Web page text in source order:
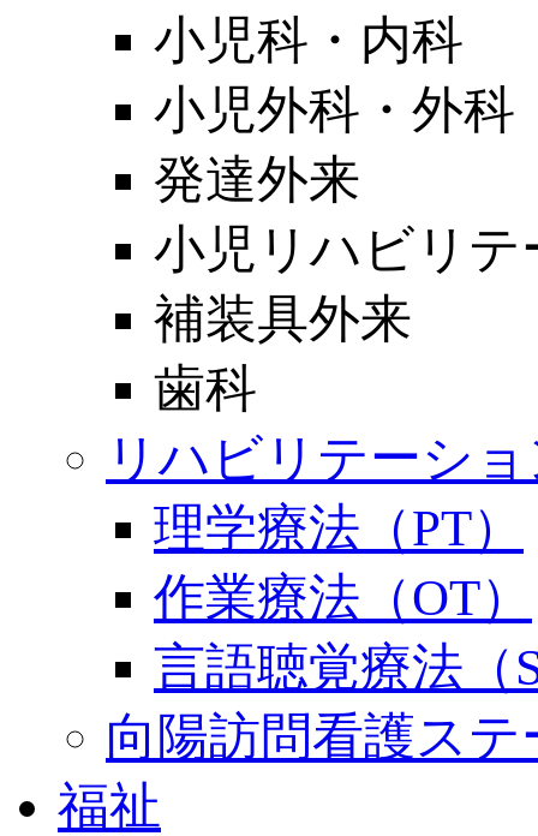
小児科・内科
小児外科・外科
発達外来
小児リハビリ
補装具外来
歯科
リハビリテーシ
理学療法（PT）
作業療法（OT）
言語聴覚療法（
向陽訪問看護ス
福祉